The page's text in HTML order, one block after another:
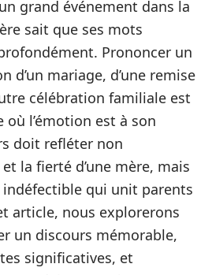
grand événement dans la
sait que ses mots
Prononcer un
d’un mariage, d’une remise
célébration familiale est
l’émotion est à son
doit refléter non
la fierté d’une mère, mais
qui unit parents
article, nous explorerons
un discours mémorable,
significatives, et